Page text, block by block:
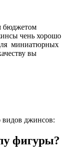
бюджетом
чень хорошо
миниатюрных
вы
видов джинсов:
фигуры?